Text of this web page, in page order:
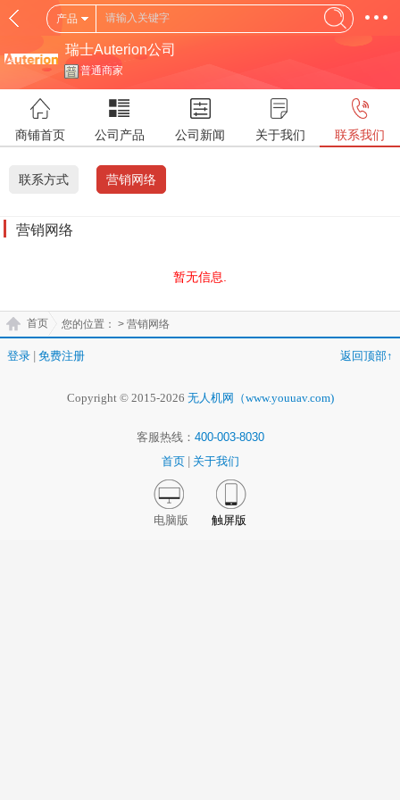
产品
瑞士Auterion公司
普通商家
商铺首页 公司产品 公司新闻 关于我们 联系我们
联系方式 营销网络
营销网络
暂无信息.
您的位置：
首页 > 营销网络
登录 免费注册 返回顶部↑
Copyright © 2015-2026 无人机网（www.youuav.com)
客服热线： 400-003-8030
首页
关于我们
电脑版 触屏版